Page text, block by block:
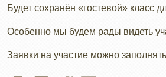
Будет сохранён «гостевой» класс
Особенно мы будем рады видеть
Заявки на участие можно